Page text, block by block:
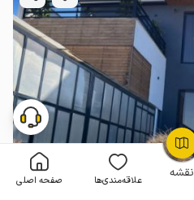
نقشه علاقه‌مندی‌ها صفحه اصلی